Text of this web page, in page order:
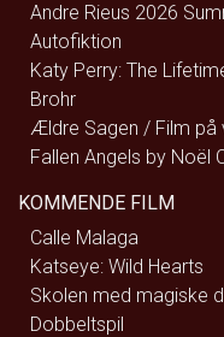
Andre Rieus 2026
Autofiktion
Katy Perry: The
Brohr
Ældre Sagen / Film på
Fallen Angels by Noël
KOMMENDE FILM
Calle Malaga
Katseye: Wild Hearts
Skolen med magiske
Dobbeltspil